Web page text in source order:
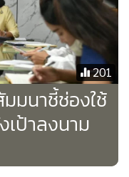
ไลน์ “อาร์เซ็ป เดอะซี
: กรมเจรจา
าเสรีที่มีขนาดใหญ่ที่สุด
ระเทศ และคู่เจรจาอีก
เตรเลีย นิวซีแลนด์ และ
ล้านคน หรือประมาณ
201
มนาชี้ช่องใช้
เป้าลงนาม